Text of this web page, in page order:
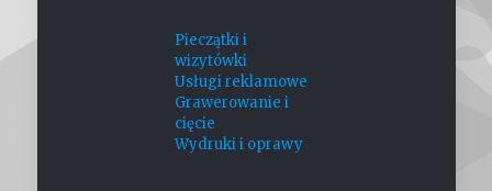
Pieczątki i
wizytówki
Usługi reklamowe
Grawerowanie i
cięcie
Wydruki i oprawy